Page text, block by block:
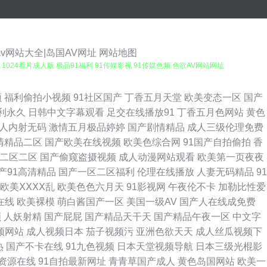
网站大全|岛国AV网址 网站地图
看片成人版 极品91福利 91传媒影视 91传媒色频 色欲AV网站网址
导航 91在线网址 四虎α片 99热这里有精品 欧美情色网 超碰97国产在
超碰91 日韩日韩 超碰91公开 日韩新片BT一二三四 A级片男人天堂
com 日本乱码在线观看 91蜜臀刺激网 免费的黄页亚洲 91cn免费网站
国产性爱在线不卡影院 性爱99网 国产精品96福利网 亚洲成a人片在线
费福利导航大全 东京热淫视频在线观看 日黄页网韩 91小视频大全在
香蕉999 五月婷婷家庭教师 97在线观看免费视屏 91免费在线观看高清
福利偷拍小视频 91社区国产 丁香五月天堂 欧美变态一区 国产
永久 日韩中文字幕观看 足交在线播放91 丁香五月色网站 黄色
内射无码 激情五月极品婷婷 国产剧情精品 成人三级伦理免费
精品二区 国产欧美在线视频 欧美色综合网 91国产自拍偷拍 香
区二区 国产偷窥盗摄视频 成人动漫网站观看 欧美第一页夜夜
91高清精品 国产一区二区福利 伦理在线播放 人妻无码精品 91
美ⅩⅩⅩⅩ乱 欧美色色六月天 91影视网 午夜伦不卡 加勒比性爱
线 欧美裸模 萌白酱国产一区 美国一级AV 国产人在线成免费
人妖射精 国产屁屁 国产精品天干天 国产精品午夜一区 中文字
网站 成人视频日本 茄子视频污 亚洲色欲天天 成人丝瓜视频下
国产不卡在线 91九色视频 日本天堂视频导航 日本三级光棍影
源在线 91自拍最新网址 青青草国产成人 黄色岛国网站 欧美一